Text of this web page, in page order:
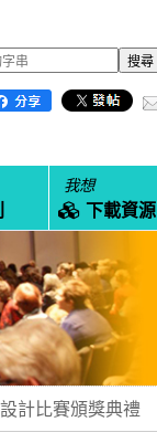
我想
下載資源
計比賽頒獎典禮